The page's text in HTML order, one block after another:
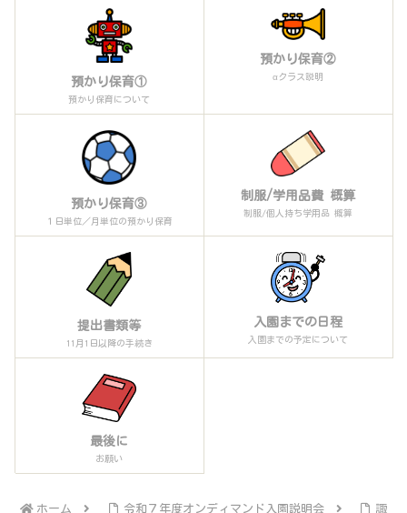
預かり保育①
預かり保育について
預かり保育②
αクラス説明
預かり保育③
１日単位／月単位の預かり保育
制服/学用品費 概算
制服/個人持ち学用品 概算
提出書類等
11月1日以降の手続き
入園までの日程
入園までの予定について
最後に
お願い
ホーム 令和７年度オンディマンド入園説明会 諏